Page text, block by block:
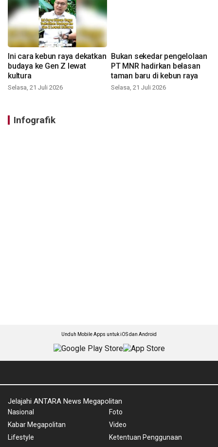
Ini cara kebun raya dekatkan
budaya ke Gen Z lewat
kultura
Selasa, 21 Juli 2026
Bukan sekedar pengelolaan
PT MNR hadirkan belasan
taman baru di kebun raya
Selasa, 21 Juli 2026
Infografik
Unduh Mobile Apps untuk iOS dan Android
Jelajahi ANTARA News Megapolitan
Nasional
Kabar Megapolitan
Lifestyle
Foto
Video
Ketentuan Penggunaan